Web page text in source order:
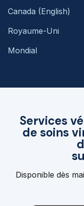
Services
de soins
Disponible dès
Canada (English)
Royaume-Uni
Mondial